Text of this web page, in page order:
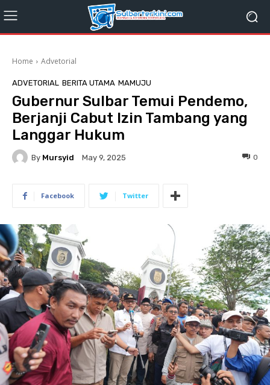
Home Advetorial
ADVETORIAL BERITA UTAMA MAMUJU
Gubernur Sulbar Temui Pendemo,
Berjanji Cabut Izin Tambang yang
Langgar Hukum
By Mursyid May 9, 2025 0
Facebook Twitter